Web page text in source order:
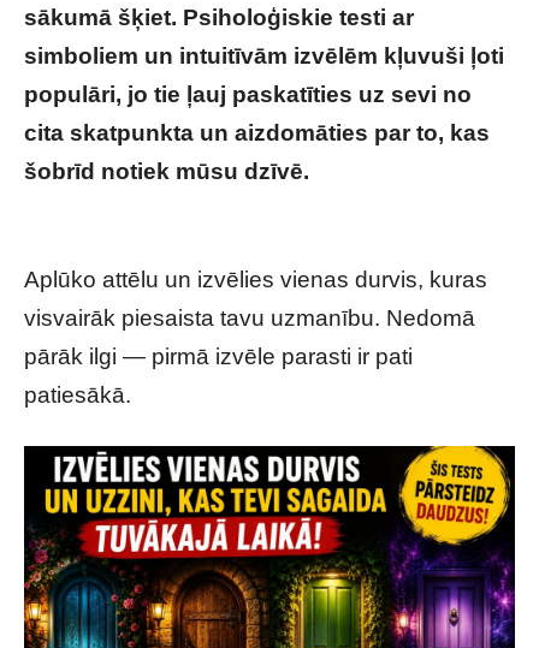
sākumā šķiet. Psiholoģiskie testi ar
simboliem un intuitīvām izvēlēm kļuvuši ļoti
populāri, jo tie ļauj paskatīties uz sevi no
cita skatpunkta un aizdomāties par to, kas
šobrīd notiek mūsu dzīvē.
Aplūko attēlu un izvēlies vienas durvis, kuras
visvairāk piesaista tavu uzmanību. Nedomā
pārāk ilgi — pirmā izvēle parasti ir pati
patiesākā.